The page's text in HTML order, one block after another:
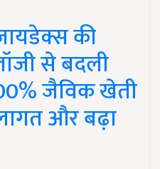
की
से बदली
जैविक खेती
और बढ़ा